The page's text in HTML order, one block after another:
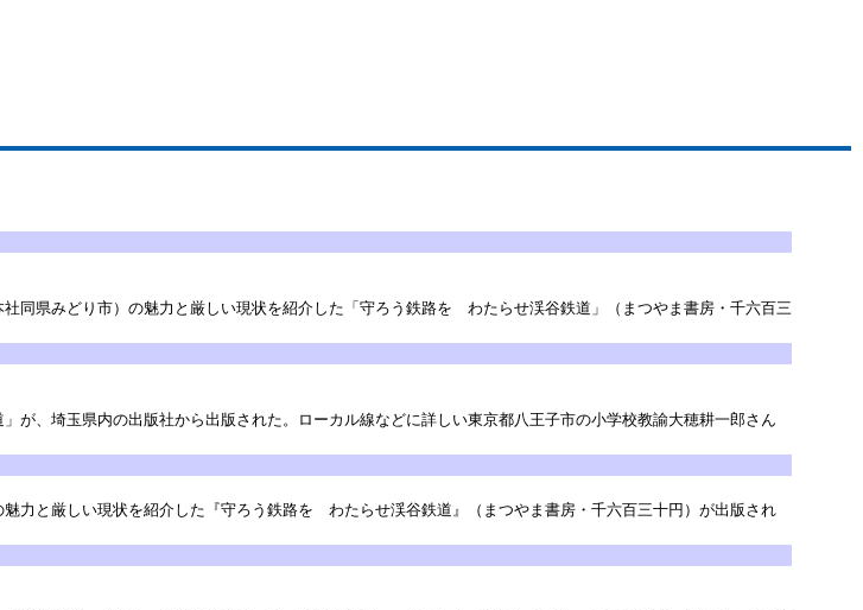
県みどり市）の魅力と厳しい現状を紹介した「守ろう鉄路を わたらせ渓谷鉄道」（まつやま書房・千六百三
、埼玉県内の出版社から出版された。ローカル線などに詳しい東京都八王子市の小学校教諭大穂耕一郎さん
と厳しい現状を紹介した『守ろう鉄路を わたらせ渓谷鉄道』（まつやま書房・千六百三十円）が出版され